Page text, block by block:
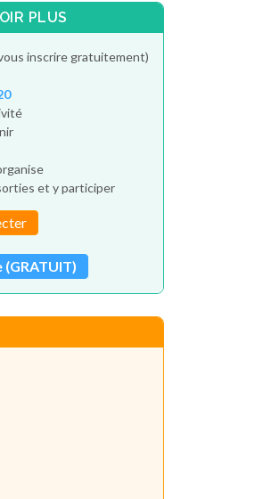
PLUS
inscrire gratuitement)
et y participer